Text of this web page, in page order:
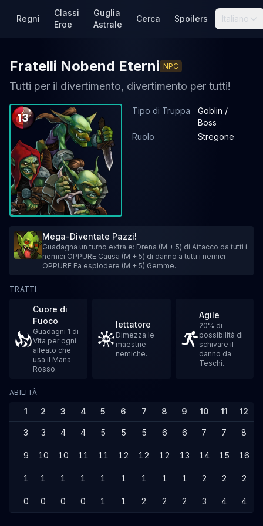
Regni
Classi
Eroe
Guglia
Astrale
Cerca Spoilers Italiano
Fratelli Nobend Eterni NPC
Tutti per il divertimento, divertimento per tutti!
13
Tipo di Truppa
Goblin /
Boss
Ruolo
Stregone
Mega-Diventate Pazzi!
Guadagna un turno extra e: Drena (M + 5) di Attacco da tutti i
nemici OPPURE Causa (M + 5) di danno a tutti i nemici
OPPURE Fa esplodere (M + 5) Gemme.
TRATTI
Cuore di
Fuoco
Guadagni 1 di
Vita per ogni
alleato che
usa il Mana
Rosso.
Iettatore
Dimezza le
maestrie
nemiche.
Agile
20% di
possibilità di
schivare il
danno da
Teschi.
ABILITÀ
1 2 3 4 5 6 7 8 9 10 11 12
3 3 4 4 5 5 5 6 6 7 7 8
9 10 10 11 11 12 12 12 13 14 15 16
1 1 1 1 1 1 1 1 1 2 2 2
0 0 0 0 1 1 2 2 2 3 4 4